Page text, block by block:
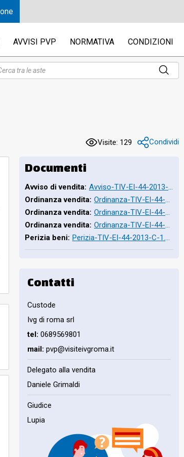
AVVISI PVP NORMATIVA CONDIZIONI
Visite: 129 Condividi
Documenti
Avviso di vendita:
Ordinanza vendita:
Ordinanza vendita:
Ordinanza vendita:
Perizia beni:
Contatti
Custode
Ivg di roma srl
tel: 0689569801
mail: pvp@visiteivgroma.it
Delegato alla vendita
Daniele Grimaldi
Giudice
Lupia